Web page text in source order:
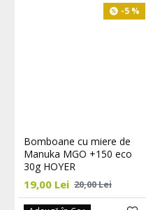
-5 %
Bomboane cu miere de
Manuka MGO +150 eco
30g HOYER
19,00 Lei 20,00 Lei